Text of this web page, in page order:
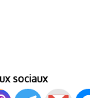
sociaux